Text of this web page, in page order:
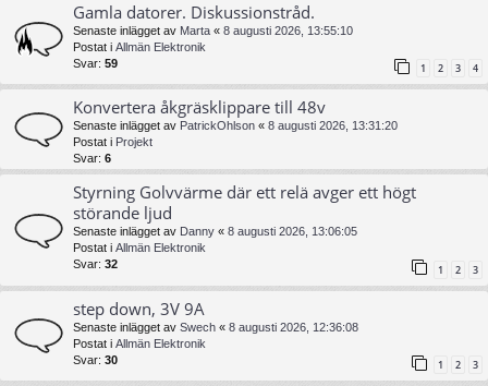
Gamla datorer. Diskussionstråd.
Senaste inlägget av Marta « 8 augusti 2026, 13:55:10
Postat i Allmän Elektronik
Svar: 59 1 2 3 4
Konvertera åkgräsklippare till 48v
Senaste inlägget av PatrickOhlson « 8 augusti 2026, 13:31:20
Postat i Projekt
Svar: 6
Styrning Golvvärme där ett relä avger ett högt
störande ljud
Senaste inlägget av Danny « 8 augusti 2026, 13:06:05
Postat i Allmän Elektronik
Svar: 32 1 2 3
step down, 3V 9A
Senaste inlägget av Swech « 8 augusti 2026, 12:36:08
Postat i Allmän Elektronik
Svar: 30 1 2 3